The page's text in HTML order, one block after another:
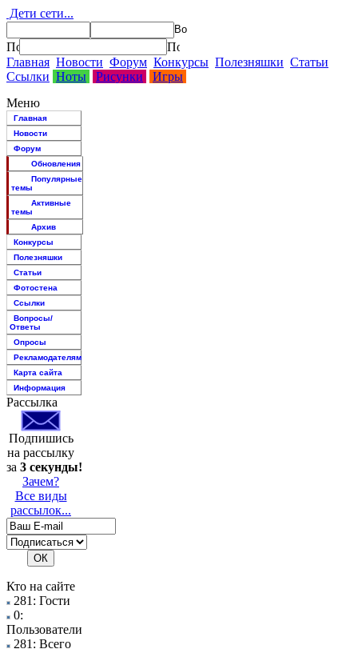
Дети сети...
Главная Новости Форум Конкурсы Полезняшки Статьи
Ссылки Ноты Рисунки
Игры
Меню
Главная
Новости
Форум
Обновления
Популярные
темы
Активные
темы
Архив
Конкурсы
Полезняшки
Статьи
Фотостена
Ссылки
Вопросы/
Ответы
Опросы
Рекламодателям
Карта сайта
Информация
Рассылка
Подпишись
на рассылку
за 3 секунды!
Зачем?
Все виды
рассылок...
Кто на сайте
281: Гости
0:
Пользователи
281: Всего